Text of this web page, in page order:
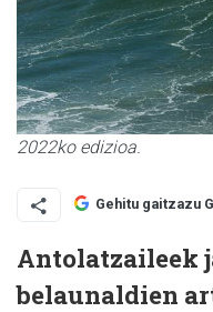
2022ko edizioa.
Gehitu gaitzazu
Antolatzaileek
belaunaldien